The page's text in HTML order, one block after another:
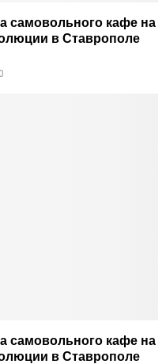
самовольного кафе на
в Ставрополе
0
самовольного кафе на
в Ставрополе